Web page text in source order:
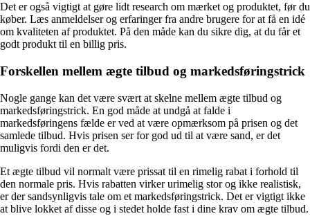
Det er også vigtigt at gøre lidt research om mærket og produktet, før du
køber. Læs anmeldelser og erfaringer fra andre brugere for at få en idé
om kvaliteten af produktet. På den måde kan du sikre dig, at du får et
godt produkt til en billig pris.
Forskellen mellem ægte tilbud og markedsføringstrick
Nogle gange kan det være svært at skelne mellem ægte tilbud og
markedsføringstrick. En god måde at undgå at falde i
markedsføringens fælde er ved at være opmærksom på prisen og det
samlede tilbud. Hvis prisen ser for god ud til at være sand, er det
muligvis fordi den er det.
Et ægte tilbud vil normalt være prissat til en rimelig rabat i forhold til
den normale pris. Hvis rabatten virker urimelig stor og ikke realistisk,
er der sandsynligvis tale om et markedsføringstrick. Det er vigtigt ikke
at blive lokket af disse og i stedet holde fast i dine krav om ægte tilbud.